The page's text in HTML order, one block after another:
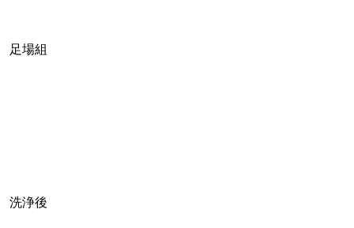
足場組
洗浄後